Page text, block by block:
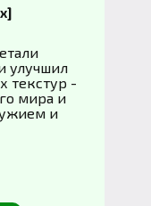
улучшил
текстур -
мира и
и